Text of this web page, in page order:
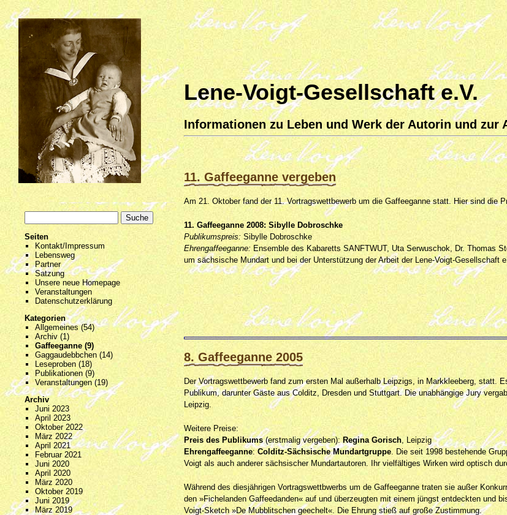
Lene-Voigt-Gesellschaft e.V.
Informationen zu Leben und Werk der Autorin und zur
Seiten
Kontakt/Impressum
Lebensweg
Partner
Satzung
Unsere neue Homepage
Veranstaltungen
Datenschutzerklärung
Kategorien
Allgemeines(54)
Archiv(1)
Gaffeeganne (9)
Gaggaudebbchen (14)
Leseproben (18)
Publikationen (9)
Veranstaltungen(19)
Archiv
Juni 2023
April 2023
Oktober 2022
März 2022
April 2021
Februar 2021
Juni 2020
April 2020
März 2020
Oktober 2019
Juni 2019
März 2019
11. Gaffeeganne vergeben
Am 21. Oktober fand der 11. Vortragswettbewerb um die Gaffeeganne statt. Hier sind die
11. Gaffeeganne 2008: Sibylle Dobroschke
Publikumspreis: Sibylle Dobroschke
Ehrengaffeeganne: Ensemble des Kabaretts SANFTWUT, Uta Serwuschok, Dr. Thomas
um sächsische Mundart und bei der Unterstützung der Arbeit der Lene-Voigt-Gesellschaft
8. Gaffeeganne 2005
Der Vortragswettbewerb fand zum ersten Mal außerhalb Leipzigs, in Markkleeberg, statt.
Publikum, darunter Gäste aus Colditz, Dresden und Stuttgart. Die unabhängige Jury
Leipzig.
Weitere Preise:
Preis des Publikums(erstmalig vergeben):Regina Gorisch, Leipzig
Ehrengaffeeganne:Colditz-Sächsische Mundartgruppe. Die seit 1998 bestehende
Voigt als auch anderer sächsischer Mundartautoren. Ihr vielfältiges Wirken wird optisch
Während des diesjährigen Vortragswettbwerbs um de Gaffeeganne traten sie außer
den »Fichelanden Gaffeedanden« auf und überzeugten mit einem jüngst entdeckten und
Voigt-Sketch »De Mubblitschen geechelt«. Die Ehrung stieß auf große Zustimmung.